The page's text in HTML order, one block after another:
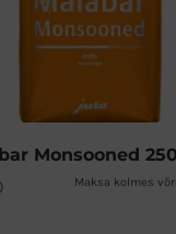
Monsooned
Maksa kolmes